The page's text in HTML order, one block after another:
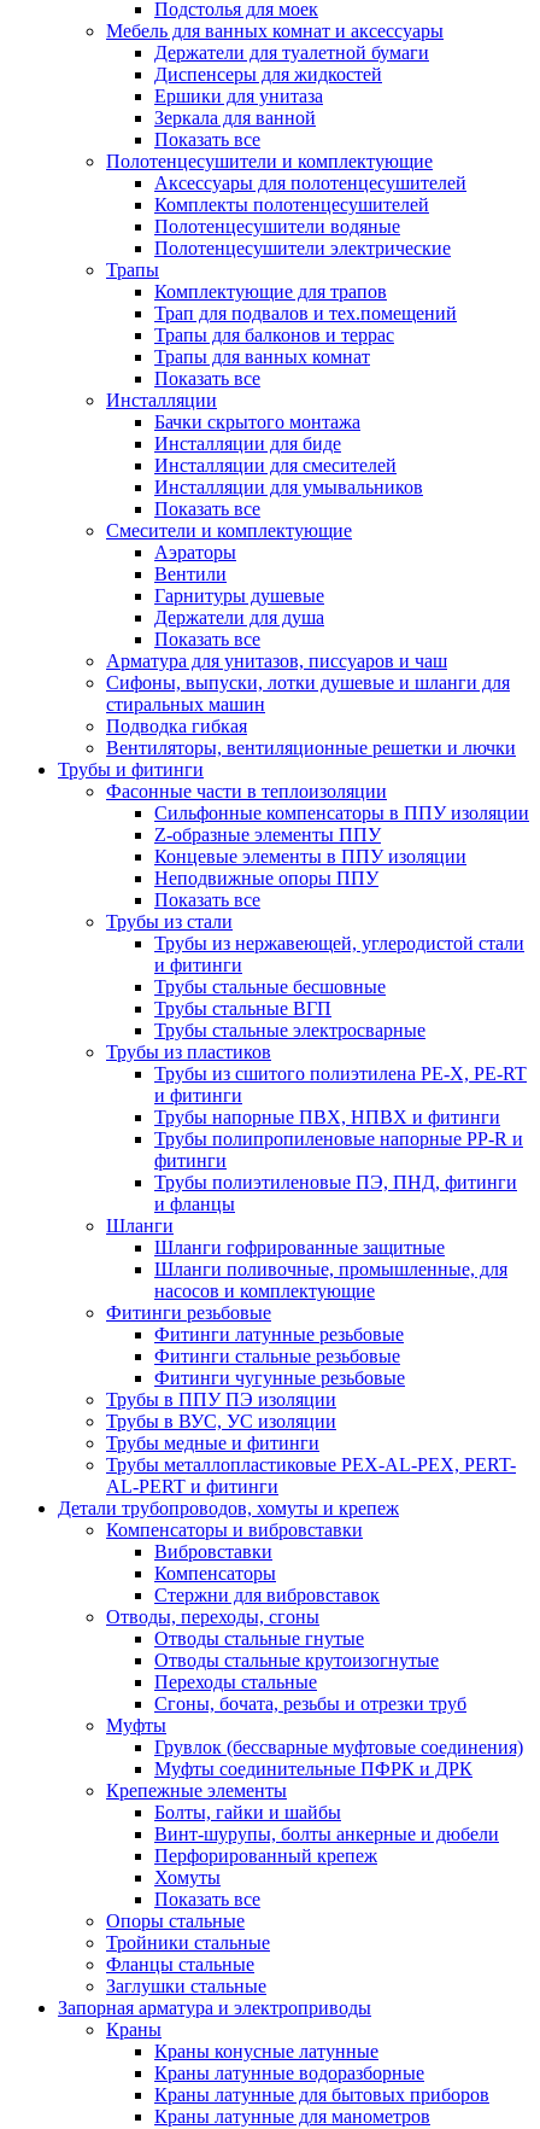
Подстолья для моек
Мебель для ванных комнат и аксессуары
Держатели для туалетной бумаги
Диспенсеры для жидкостей
Ершики для унитаза
Зеркала для ванной
Показать все
Полотенцесушители и комплектующие
Аксессуары для полотенцесушителей
Комплекты полотенцесушителей
Полотенцесушители водяные
Полотенцесушители электрические
Трапы
Комплектующие для трапов
Трап для подвалов и тех.помещений
Трапы для балконов и террас
Трапы для ванных комнат
Показать все
Инсталляции
Бачки скрытого монтажа
Инсталляции для биде
Инсталляции для смесителей
Инсталляции для умывальников
Показать все
Смесители и комплектующие
Аэраторы
Вентили
Гарнитуры душевые
Держатели для душа
Показать все
Арматура для унитазов, писсуаров и чаш
Сифоны, выпуски, лотки душевые и шланги для
стиральных машин
Подводка гибкая
Вентиляторы, вентиляционные решетки и лючки
Трубы и фитинги
Фасонные части в теплоизоляции
Cильфонные компенсаторы в ППУ изоляции
Z-образные элементы ППУ
Концевые элементы в ППУ изоляции
Неподвижные опоры ППУ
Показать все
Трубы из стали
Трубы из нержавеющей, углеродистой стали
и фитинги
Трубы стальные бесшовные
Трубы стальные ВГП
Трубы стальные электросварные
Трубы из пластиков
Трубы из сшитого полиэтилена PE-X, PE-RT
и фитинги
Трубы напорные ПВХ, НПВХ и фитинги
Трубы полипропиленовые напорные PP-R и
фитинги
Трубы полиэтиленовые ПЭ, ПНД, фитинги
и фланцы
Шланги
Шланги гофрированные защитные
Шланги поливочные, промышленные, для
насосов и комплектующие
Фитинги резьбовые
Фитинги латунные резьбовые
Фитинги стальные резьбовые
Фитинги чугунные резьбовые
Трубы в ППУ ПЭ изоляции
Трубы в ВУС, УС изоляции
Трубы медные и фитинги
Трубы металлопластиковые PEX-AL-PEX, PERT-
AL-PERT и фитинги
Детали трубопроводов, хомуты и крепеж
Компенсаторы и вибровставки
Вибровставки
Компенсаторы
Стержни для вибровставок
Отводы, переходы, сгоны
Отводы стальные гнутые
Отводы стальные крутоизогнутые
Переходы стальные
Сгоны, бочата, резьбы и отрезки труб
Муфты
Грувлок (бессварные муфтовые соединения)
Муфты соединительные ПФРК и ДРК
Крепежные элементы
Болты, гайки и шайбы
Винт-шурупы, болты анкерные и дюбели
Перфорированный крепеж
Хомуты
Показать все
Опоры стальные
Тройники стальные
Фланцы стальные
Заглушки стальные
Запорная арматура и электроприводы
Краны
Краны конусные латунные
Краны латунные водоразборные
Краны латунные для бытовых приборов
Краны латунные для манометров